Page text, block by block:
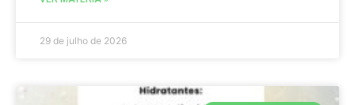
29 de julho de 2026